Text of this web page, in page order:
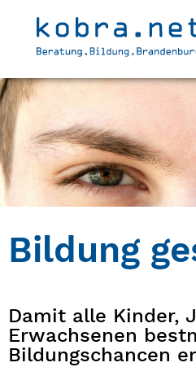
Bildung
Damit alle Kinder,
Erwachsenen
Bildungschancen